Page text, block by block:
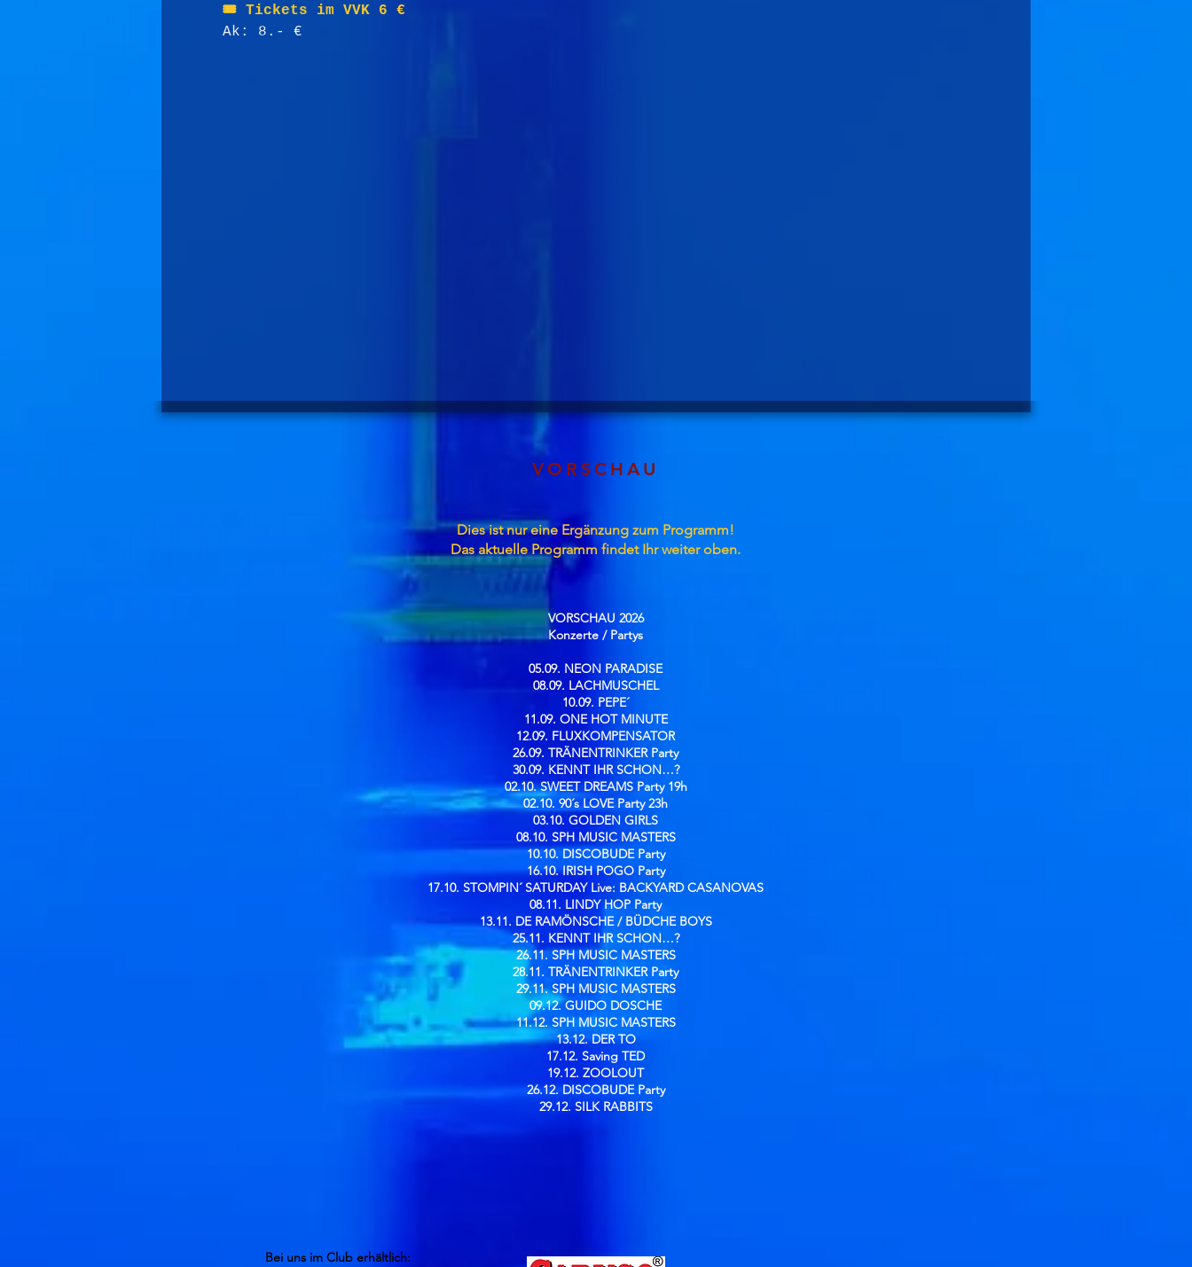
🎟️ Tickets im VVK 6 €
Ak: 8.- €
VORSCHAU
Dies ist nur eine Ergänzung zum Programm!
Das aktuelle Programm findet Ihr weiter oben.
VORSCHAU 2026
Konzerte / Partys​
05.09. NEON PARADISE
08.09. LACHMUSCHEL
10.09. PEPE´
11.09. ONE HOT MINUTE
12.09. FLUXKOMPENSATOR
26.09. TRÄNENTRINKER Party
30.09. KENNT IHR SCHON…?
02.10. SWEET DREAMS Party 19h
02.10. 90´s LOVE Party 23h
03.10. GOLDEN GIRLS
08.10. SPH MUSIC MASTERS
10.10. DISCOBUDE Party
16.10. IRISH POGO Party
17.10. STOMPIN´ SATURDAY Live: BACKYARD CASANOVAS
08.11. LINDY HOP Party
13.11. DE RAMÖNSCHE / BÜDCHE BOYS
25.11. KENNT IHR SCHON…?
26.11. SPH MUSIC MASTERS
28.11. TRÄNENTRINKER Party
29.11. SPH MUSIC MASTERS
09.12. GUIDO DOSCHE
11.12. SPH MUSIC MASTERS
13.12. DER TO
17.12. Saving TED
19.12. ZOOLOUT
26.12. DISCOBUDE Party
29.12. SILK RABBITS
Bei uns im Club erhältlich: